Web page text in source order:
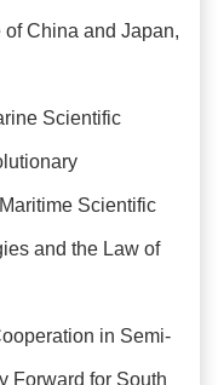
China and Japan,
Scientific
Scientific
and the Law of
in Semi-
Forward for South